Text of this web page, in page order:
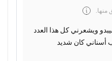
المحليين بشعبية
وليتوانيا وإسبانيا
منها.
ويشعرني كل هذا العدد
أسناني كان شديد
وطابق لون تيجان